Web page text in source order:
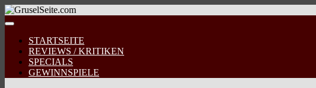
STARTSEITE
REVIEWS / KRITIKEN
SPECIALS
GEWINNSPIELE